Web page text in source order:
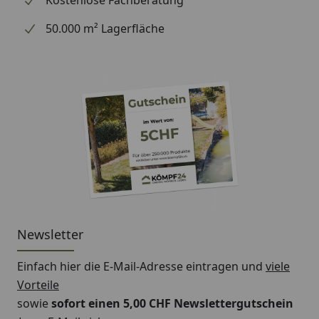
Hochwertige Verchromung für lange anhaltenden
Extra lange Panzerflex Anschluss-Schläuche: 450 mm
mit 3/8" Mutter und eingesetzter 3/8" Dichtung um
Fixierset der Armatur Typ "FIX&LOCK" um diese
bombenfest auf Ihrer Spüle zu montieren. Dank
unserer Technik können sie von Hand die Fixier-
Mutter fixieren und anschließend mit einem ganz
normalen Kreuzschlitz-Schraubendreher die Armatur
50.000 m² Lagerfläche
Newsletter
Einfach hier die E-Mail-Adresse eintragen und viele
Vorteile
sowiesofort einen 5,00 CHF Newslettergutschein